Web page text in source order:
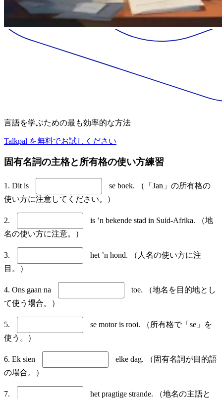
言語を学ぶための最も効率的な方法
Talkpal を無料でお試しください
固有名詞の主格と所有格の使い方練習
1. Dit is
se boek. （「Jan」の所有格の
使い方に注意してください。）
2.
is ’n bekende stad in Suid-Afrika. （地
名の使い方に注意。）
3.
het ’n hond. （人名の使い方に注
目。）
4. Ons gaan na
toe. （地名を目的地とし
て使う場合。）
5.
se motor is rooi. （所有格で「se」を
使う。）
6. Ek sien
elke dag. （固有名詞が目的語
の場合。）
7.
het pragtige strande. （地名の主語と